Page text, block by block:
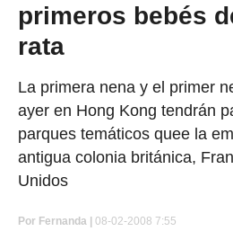
primeros bebés
rata
La primera nena y el primer
ayer en Hong Kong tendrán
parques temáticos quee la
antigua colonia británica,
Unidos
Por Fernanda | 08-02-2008 7:55